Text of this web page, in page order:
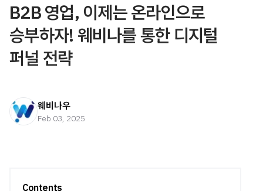
B2B 영업, 이제는 온라인으로
승부하자! 웨비나를 통한 디지털
퍼널 전략
웨비나우
Feb 03, 2025
Contents